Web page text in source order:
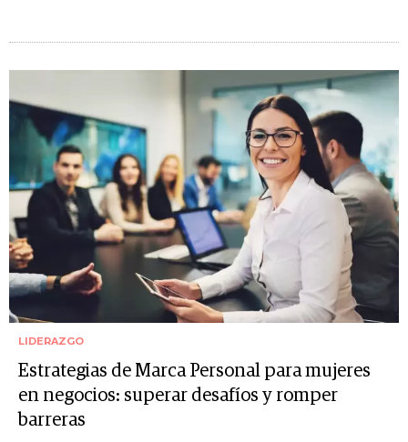
LIDERAZGO
Estrategias de Marca Personal para mujeres
en negocios: superar desafíos y romper
barreras